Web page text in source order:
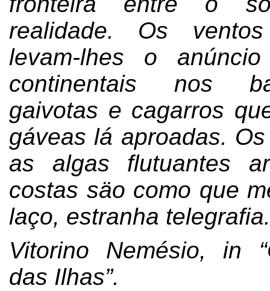
realidade. Os
levam-lhes o
continentais nos
gaivotas e cagarros
gáveas lá aproadas.
as algas flutuantes
costas säo como que
laço, estranha
Vitorino Nemésio, in
das Ilhas”.